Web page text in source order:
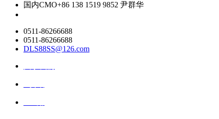
国内CMO+86 138 1519 9852 尹群华
0511-86266688
0511-86266688
DLS88SS@126.com